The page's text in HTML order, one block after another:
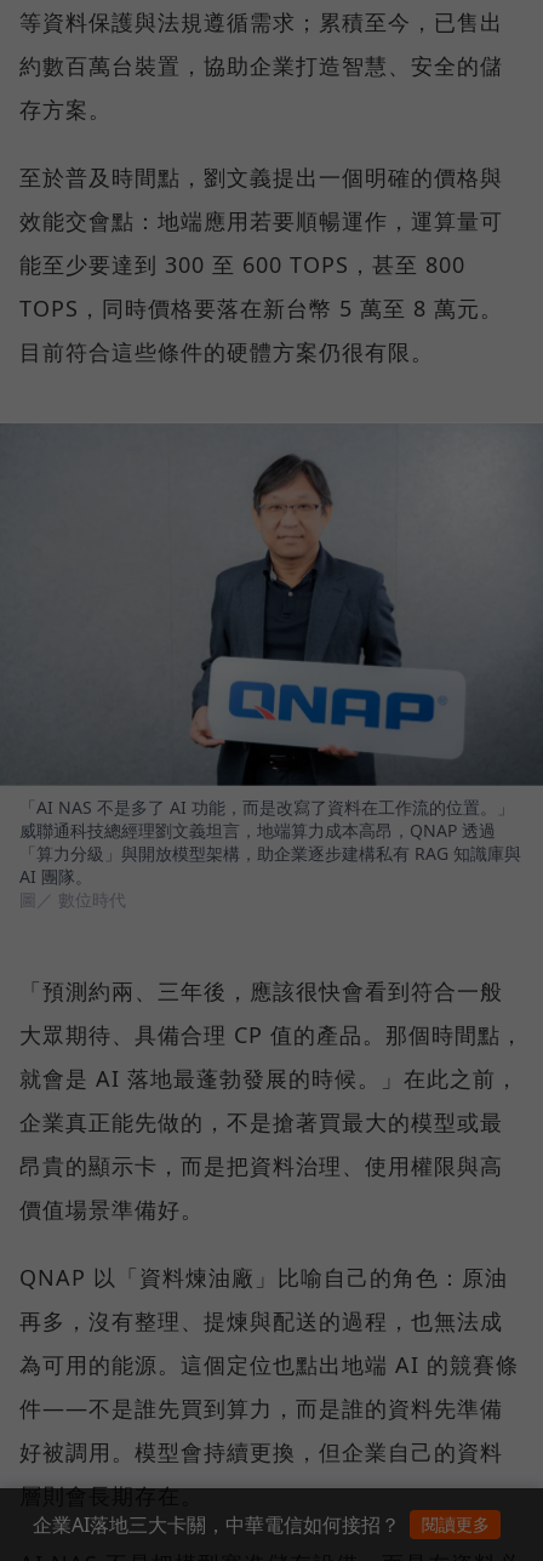
等資料保護與法規遵循需求；累積至今，已售出
約數百萬台裝置，協助企業打造智慧、安全的儲
存方案。
至於普及時間點，劉文義提出一個明確的價格與
效能交會點：地端應用若要順暢運作，運算量可
能至少要達到 300 至 600 TOPS，甚至 800
TOPS，同時價格要落在新台幣 5 萬至 8 萬元。
目前符合這些條件的硬體方案仍很有限。
「AI NAS 不是多了 AI 功能，而是改寫了資料在工作流的位置。」
威聯通科技總經理劉文義坦言，地端算力成本高昂，QNAP 透過
「算力分級」與開放模型架構，助企業逐步建構私有 RAG 知識庫與
AI 團隊。
圖／ 數位時代
「預測約兩、三年後，應該很快會看到符合一般
大眾期待、具備合理 CP 值的產品。那個時間點，
就會是 AI 落地最蓬勃發展的時候。」在此之前，
企業真正能先做的，不是搶著買最大的模型或最
昂貴的顯示卡，而是把資料治理、使用權限與高
價值場景準備好。
QNAP 以「資料煉油廠」比喻自己的角色：原油
再多，沒有整理、提煉與配送的過程，也無法成
為可用的能源。這個定位也點出地端 AI 的競賽條
件——不是誰先買到算力，而是誰的資料先準備
好被調用。模型會持續更換，但企業自己的資料
層則會長期存在。
企業AI落地三大卡關，中華電信如何接招？ 閱讀更多